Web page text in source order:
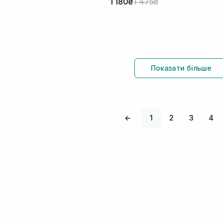
Показати більше
← 1 2 3 4